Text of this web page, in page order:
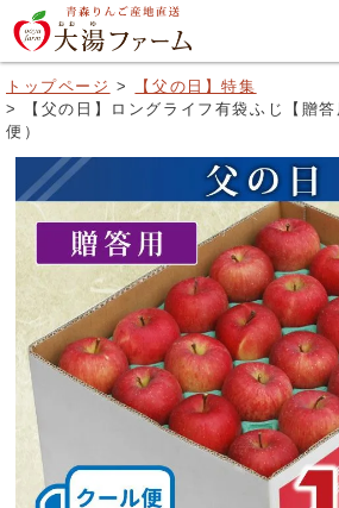
トップページ
【父の日】特集
【父の日】ロングライフ有袋ふじ【贈
便）